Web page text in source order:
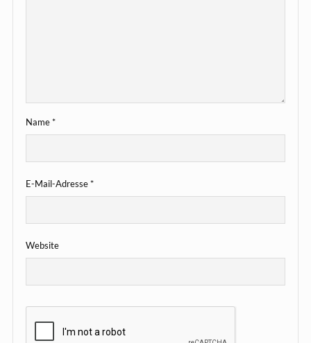
Name*
E-Mail-Adresse*
Website